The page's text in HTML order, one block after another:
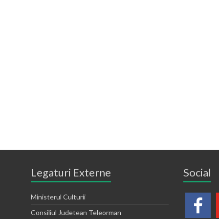
Legaturi Externe
Ministerul Culturii
Consiliul Judetean Teleorman
Social